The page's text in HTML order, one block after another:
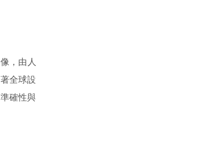
，由人
全球設
確性與